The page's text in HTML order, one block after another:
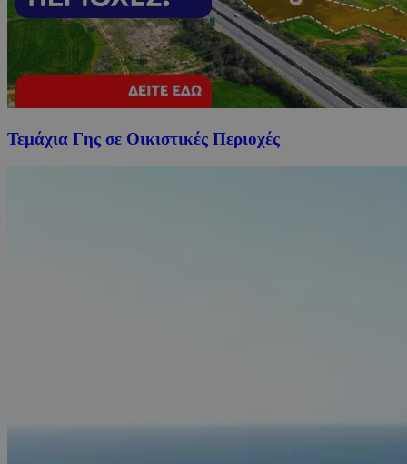
Τεμάχια Γης σε Οικιστικές Περιοχές